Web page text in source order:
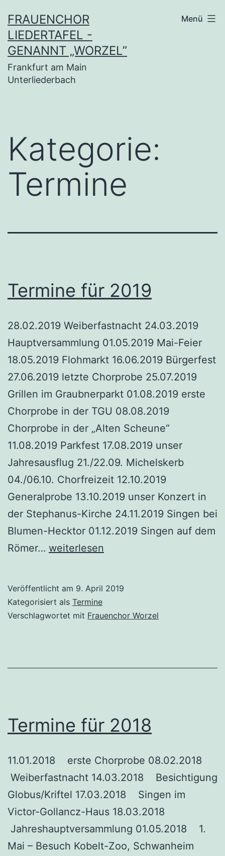
Inhalt
springen
FRAUENCHOR
LIEDERTAFEL -
GENANNT „WORZEL”
Frankfurt am Main
Unterliederbach
Menü
Kategorie:
Termine
Termine für 2019
28.02.2019 Weiberfastnacht 24.03.2019
Hauptversammlung 01.05.2019 Mai-Feier
18.05.2019 Flohmarkt 16.06.2019 Bürgerfest
27.06.2019 letzte Chorprobe 25.07.2019
Grillen im Graubnerparkt 01.08.2019 erste
Chorprobe in der TGU 08.08.2019
Chorprobe in der „Alten Scheune“
11.08.2019 Parkfest 17.08.2019 unser
Jahresausflug 21./22.09. Michelskerb
04./06.10. Chorfreizeit 12.10.2019
Generalprobe 13.10.2019 unser Konzert in
der Stephanus-Kirche 24.11.2019 Singen bei
Blumen-Hecktor 01.12.2019 Singen auf dem
Römer… Termine
weiterlesen
Veröffentlicht am 9. April 2019
Kategorisiert als Termine
Verschlagwortet mit Frauenchor Worzel
Termine für 2018
11.01.2018 erste Chorprobe 08.02.2018
Weiberfastnacht 14.03.2018 Besichtigung
Globus/Kriftel 17.03.2018 Singen im
Victor-Gollancz-Haus 18.03.2018
Jahreshauptversammlung 01.05.2018 1.
Mai – Besuch Kobelt-Zoo, Schwanheim